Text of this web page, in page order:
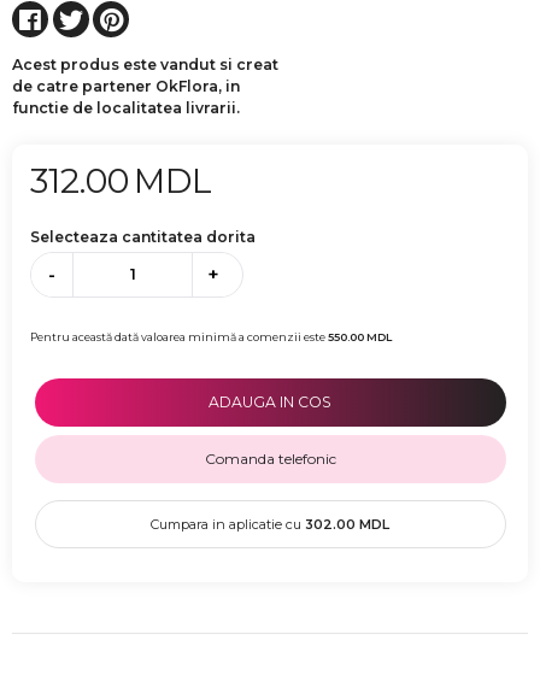
Acest produs este vandut si creat
de catre partener OkFlora, in
functie de localitatea livrarii.
312.00 MDL
Selecteaza cantitatea dorita
- +
Pentru această dată valoarea minimă a comenzii este550.00MDL
ADAUGA IN COS
Comanda telefonic
Cumpara in aplicatie cu 302.00 MDL